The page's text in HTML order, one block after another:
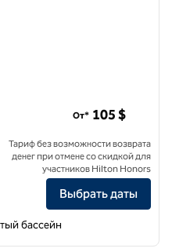
DoubleTree by Hilton Toluca
От* 105 $
Тариф без возможности возврата
денег при отмене со скидкой для
участников Hilton Honors
Выбрать даты
бассейн